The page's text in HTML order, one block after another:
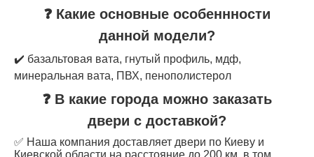
❓ Какие основные особеннности
данной модели?
✔️ базальтовая вата, гнутый профиль, мдф,
минеральная вата, ПВХ, пенополистерол
❓ В какие города можно заказать
двери с доставкой?
✅ Наша компания доставляет двери по Киеву и
Киевской области на расстояние до 200 км, в том